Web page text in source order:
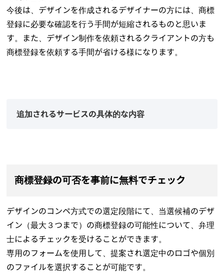
今後は、デザインを作成されるデザイナーの方には、商標
登録に必要な確認を行う手間が短縮されるものと思いま
す。また、デザイン制作を依頼されるクライアントの方も
商標登録を依頼する手間が省ける様になります。
追加されるサービスの具体的な内容
商標登録の可否を事前に無料でチェック
デザインのコンペ方式での選定段階にて、当選候補のデザ
イン（最大３つまで）の商標登録の可能性について、弁理
士によるチェックを受けることができます。
専用のフォームを使用して、提案され選定中のロゴや個別
のファイルを選択することが可能です。